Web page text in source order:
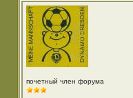
почетный член форума